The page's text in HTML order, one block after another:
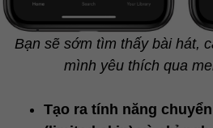
Bạn sẽ sớm tìm thấy bài hát,
mình yêu thích qua
Tạo ra tính năng